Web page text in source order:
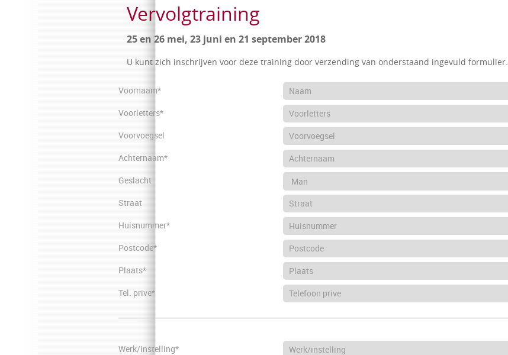
Vervolgtraining
25 en 26 mei, 23 juni en 21 september 2018
U kunt zich inschrijven voor deze training door verzending van onderstaand ingevuld formulier.
Voornaam*
Voorletters*
Voorvoegsel
Achternaam*
Geslacht
Straat
Huisnummer*
Postcode*
Plaats*
Tel. prive*
Werk/instelling*